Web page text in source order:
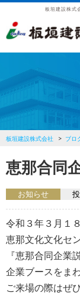
板垣建設株式
板垣建設株式会社 ブロ
恵那合同
お知らせ
令和３年３月１
恵那文化文化セ
『恵那合同企業
企業ブースをま
ご来場の際はぜ